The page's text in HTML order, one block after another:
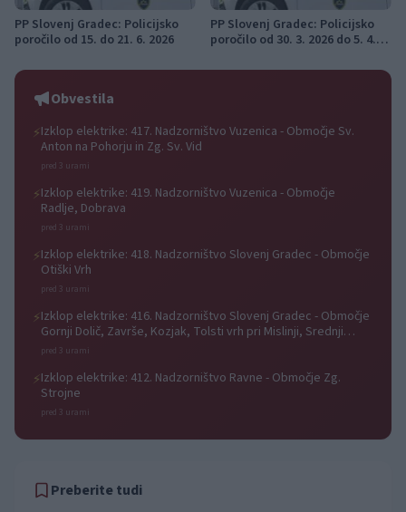
PP Slovenj Gradec: Policijsko
poročilo od 15. do 21. 6. 2026
PP Slovenj Gradec: Policijsko
poročilo od 30. 3. 2026 do 5. 4.
Obvestila
⚡Izklop elektrike: 417. Nadzorništvo Vuzenica - Območje Sv.
Anton na Pohorju in Zg. Sv. Vid
pred 3 urami
⚡Izklop elektrike: 419. Nadzorništvo Vuzenica - Območje
Radlje, Dobrava
pred 3 urami
⚡Izklop elektrike: 418. Nadzorništvo Slovenj Gradec - Območje
Otiški Vrh
pred 3 urami
⚡Izklop elektrike: 416. Nadzorništvo Slovenj Gradec - Območje
Gornji Dolič, Završe, Kozjak, Tolsti vrh pri Mislinji, Srednji
Dolič, Paka
pred 3 urami
⚡Izklop elektrike: 412. Nadzorništvo Ravne - Območje Zg.
Strojne
pred 3 urami
Preberite tudi